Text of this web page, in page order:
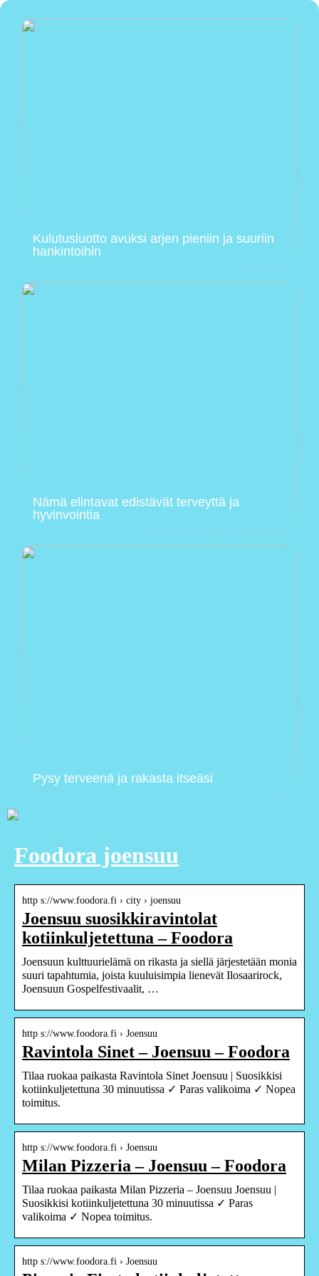
Kulutusluotto avuksi arjen pieniin ja suuriin
hankintoihin
Nämä elintavat edistävät terveyttä ja
hyvinvointia
Pysy terveenä ja rakasta itseäsi
Foodora joensuu
http s://www.foodora.fi › city › joensuu
Joensuu suosikkiravintolat
kotiinkuljetettuna – Foodora
Joensuun kulttuurielämä on rikasta ja siellä järjestetään monia
suuri tapahtumia, joista kuuluisimpia lienevät Ilosaarirock,
Joensuun Gospelfestivaalit, …
http s://www.foodora.fi › Joensuu
Ravintola Sinet – Joensuu – Foodora
Tilaa ruokaa paikasta Ravintola Sinet Joensuu | Suosikkisi
kotiinkuljetettuna 30 minuutissa ✓ Paras valikoima ✓ Nopea
toimitus.
http s://www.foodora.fi › Joensuu
Milan Pizzeria – Joensuu – Foodora
Tilaa ruokaa paikasta Milan Pizzeria – Joensuu Joensuu |
Suosikkisi kotiinkuljetettuna 30 minuutissa ✓ Paras
valikoima ✓ Nopea toimitus.
http s://www.foodora.fi › Joensuu